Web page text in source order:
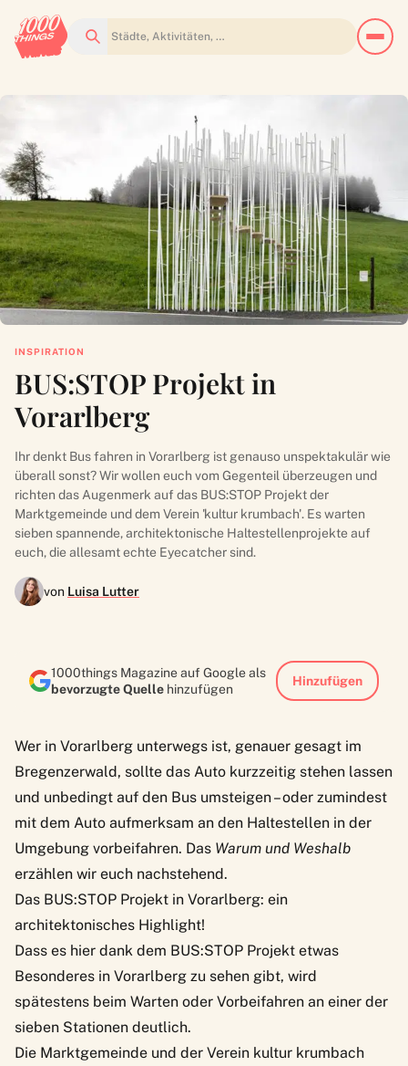
Suchen
INSPIRATION
BUS:STOP Projekt in
Vorarlberg
Ihr denkt Bus fahren in Vorarlberg ist genauso unspektakulär wie
überall sonst? Wir wollen euch vom Gegenteil überzeugen und
richten das Augenmerk auf das BUS:STOP Projekt der
Marktgemeinde und dem Verein 'kultur krumbach'. Es warten
sieben spannende, architektonische Haltestellenprojekte auf
euch, die allesamt echte Eyecatcher sind.
von Luisa Lutter
1000things Magazine auf Google als
bevorzugte Quelle hinzufügen
Hinzufügen
Wer in Vorarlberg unterwegs ist, genauer gesagt im
Bregenzerwald, sollte das Auto kurzzeitig stehen lassen
und unbedingt auf den Bus umsteigen – oder zumindest
mit dem Auto aufmerksam an den Haltestellen in der
Umgebung vorbeifahren. Das Warum und Weshalb
erzählen wir euch nachstehend.
Das BUS:STOP Projekt in Vorarlberg: ein
architektonisches Highlight!
Dass es hier dank dem BUS:STOP Projekt etwas
Besonderes in Vorarlberg zu sehen gibt, wird
spätestens beim Warten oder Vorbeifahren an einer der
sieben Stationen deutlich.
Die Marktgemeinde und der Verein kultur krumbach